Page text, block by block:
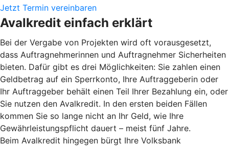
Jetzt Termin vereinbaren
Avalkredit einfach erklärt
Bei der Vergabe von Projekten wird oft vorausgesetzt,
dass Auftragnehmerinnen und Auftragnehmer Sicherheiten
bieten. Dafür gibt es drei Möglichkeiten: Sie zahlen einen
Geldbetrag auf ein Sperrkonto, Ihre Auftraggeberin oder
Ihr Auftraggeber behält einen Teil Ihrer Bezahlung ein, oder
Sie nutzen den Avalkredit. In den ersten beiden Fällen
kommen Sie so lange nicht an Ihr Geld, wie Ihre
Gewährleistungspflicht dauert – meist fünf Jahre.
Beim Avalkredit hingegen bürgt Ihre Volksbank